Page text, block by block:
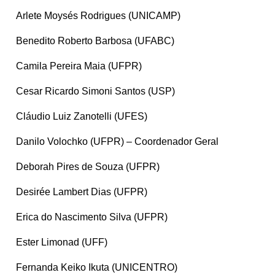
Arlete Moysés Rodrigues (UNICAMP)
Benedito Roberto Barbosa (UFABC)
Camila Pereira Maia (UFPR)
Cesar Ricardo Simoni Santos (USP)
Cláudio Luiz Zanotelli (UFES)
Danilo Volochko (UFPR) – Coordenador Geral
Deborah Pires de Souza (UFPR)
Desirée Lambert Dias (UFPR)
Erica do Nascimento Silva (UFPR)
Ester Limonad (UFF)
Fernanda Keiko Ikuta (UNICENTRO)